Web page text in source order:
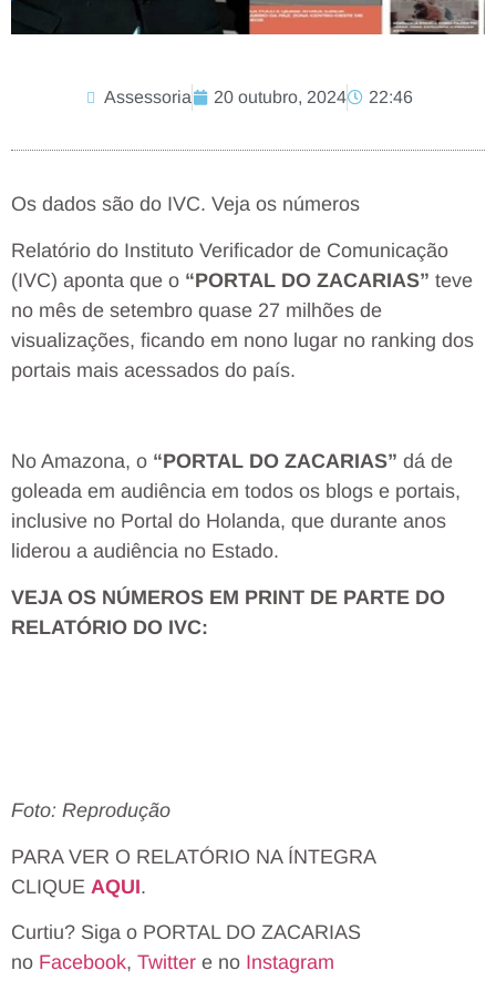
Assessoria 20 outubro, 2024 22:46
Os dados são do IVC. Veja os números
Relatório do Instituto Verificador de Comunicação
(IVC) aponta que o “PORTAL DO ZACARIAS” teve
no mês de setembro quase 27 milhões de
visualizações, ficando em nono lugar no ranking dos
portais mais acessados do país.
No Amazona, o “PORTAL DO ZACARIAS” dá de
goleada em audiência em todos os blogs e portais,
inclusive no Portal do Holanda, que durante anos
liderou a audiência no Estado.
VEJA OS NÚMEROS EM PRINT DE PARTE DO
RELATÓRIO DO IVC:
Foto: Reprodução
PARA VER O RELATÓRIO NA ÍNTEGRA
CLIQUE AQUI.
Curtiu? Siga o PORTAL DO ZACARIAS
no Facebook, Twitter e no Instagram